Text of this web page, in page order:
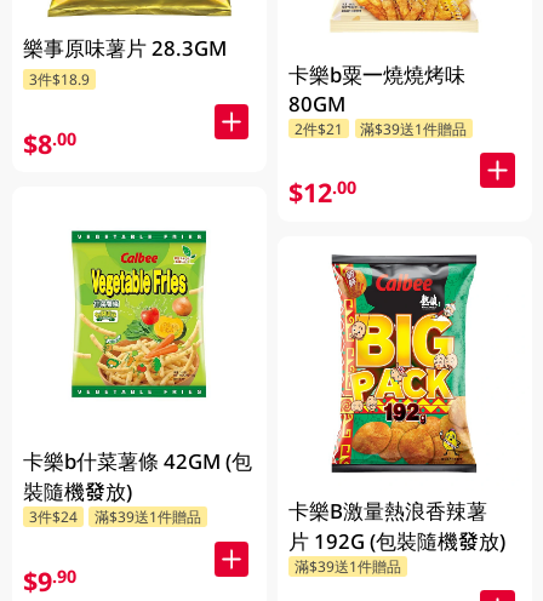
樂事原味薯片 28.3GM
3件$18.9
$8.00
卡樂b什菜薯條 42GM (包
裝隨機發放)
3件$24 滿$39送1件贈品
$9.90
卡樂b粟一燒燒烤味
80GM
2件$21 滿$39送1件贈品
$12.00
卡樂B激量熱浪香辣薯
片 192G (包裝隨機發放)
滿$39送1件贈品